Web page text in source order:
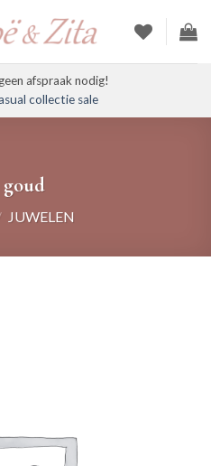
afspraak nodig!
collectie sale
JUWELEN